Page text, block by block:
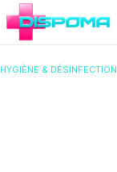
HYGIÈNE & DÉSINFECTION